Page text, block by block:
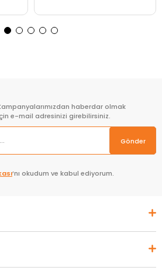
haberdar olmak
e-mail adresinizi girebilirsiniz.
Gönder
’nı okudum ve kabul ediyorum.